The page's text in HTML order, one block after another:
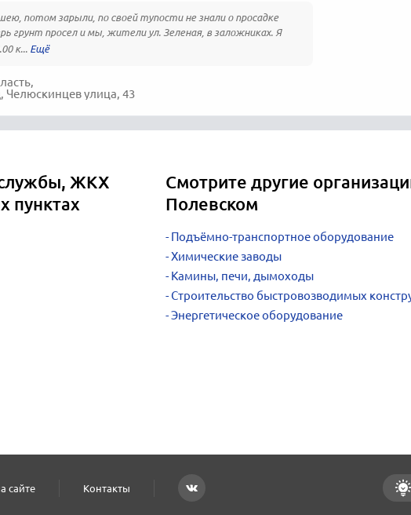
потом зарыли, по своей тупости не знали о просадке
грунт просел и мы, жители ул. Зеленая, в заложниках. Я
к...
Челюскинцев улица, 43
ЖКХ
пунктах
Смотрите другие
Полевском
Подъёмно-транспортное оборудование
Химические заводы
Камины, печи, дымоходы
Строительство быстровозводимых
Энергетическое оборудование
сайте Контакты